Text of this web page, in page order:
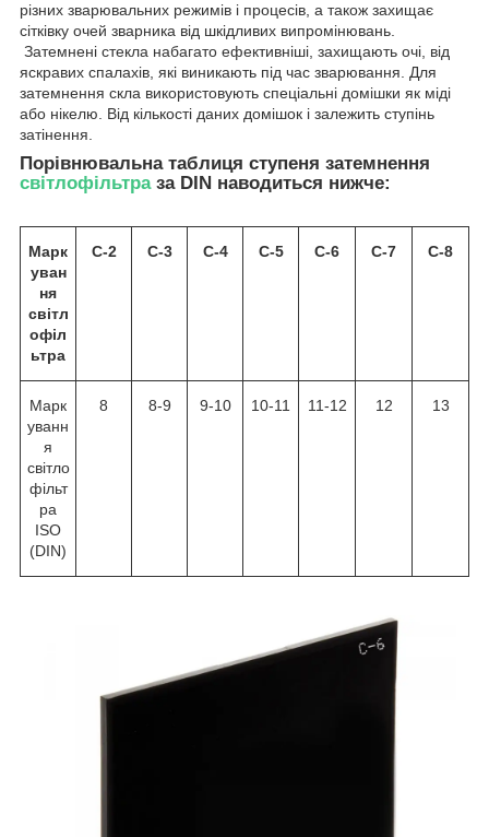
різних зварювальних режимів і процесів, а також захищає
сітківку очей зварника від шкідливих випромінювань.
Затемнені стекла набагато ефективніші, захищають очі, від
яскравих спалахів, які виникають під час зварювання. Для
затемнення скла використовують спеціальні домішки як міді
або нікелю. Від кількості даних домішок і залежить ступінь
затінення.
Порівнювальна таблиця ступеня затемнення
світлофільтраза DIN наводиться нижче:
Марк
уван
ня
світл
офіл
ьтра
С-2 С-3 С-4 С-5 С-6 С-7 С-8
Марк
уванн
я
світло
фільт
ра
ISO
(DIN)
8 8-9 9-10 10-11 11-12 12 13